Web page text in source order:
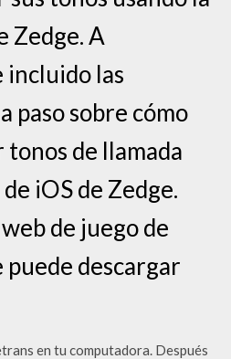
Zedge. A
incluido las
paso sobre cómo
tonos de llamada
iOS de Zedge.
de juego de
puede descargar
en tu computadora. Después